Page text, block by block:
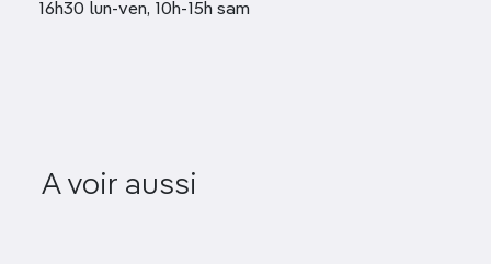
16h30 lun-ven, 10h-15h sam
A voir aussi
Centre